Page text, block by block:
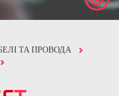
ТА ПРОВОДА